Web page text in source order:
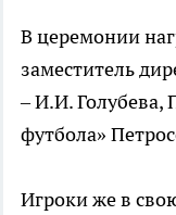
В церемонии
заместитель
– И.И.
футбола»
Игроки же в